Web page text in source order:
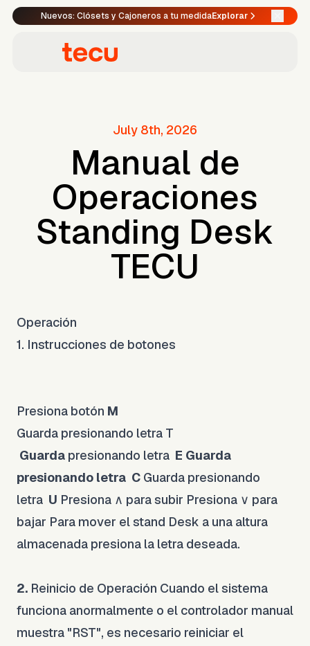
Nuevos: Clósets y Cajoneros a tu medidaExplorar
July 8th, 2026
Manual de
Operaciones
Standing Desk
TECU
Operación
1. Instrucciones de botones
Presiona botón M
Guarda presionando letra T
Guarda presionando letra E Guarda
presionando letra C Guarda presionando
letra U Presiona ∧ para subir Presiona ∨ para
bajar Para mover el stand Desk a una altura
almacenada presiona la letra deseada.
2. Reinicio de Operación Cuando el sistema
funciona anormalmente o el controlador manual
muestra "RST", es necesario reiniciar el